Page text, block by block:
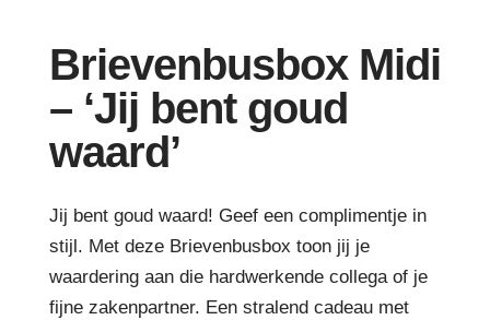
Brievenbusbox Midi
– ‘Jij bent goud
waard’
Jij bent goud waard! Geef een complimentje in
stijl. Met deze Brievenbusbox toon jij je
waardering aan die hardwerkende collega of je
fijne zakenpartner. Een stralend cadeau met